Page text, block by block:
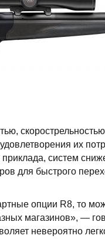
их
систем
для быстрого
опции R8, то
магазинов», —
невероятно